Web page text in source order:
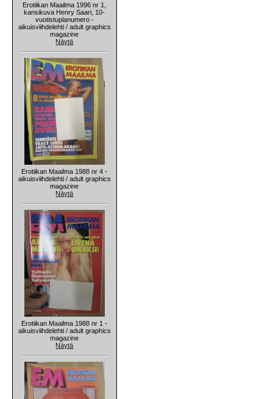
Erotiikan Maailma 1996 nr 1,
kansikuva Henry Saari, 10-
vuotistuplanumero -
aikuisviihdelehti / adult graphics
magazine
Näytä
Erotiikan Maailma 1988 nr 4 -
aikuisviihdelehti / adult graphics
magazine
Näytä
Erotiikan Maailma 1988 nr 1 -
aikuisviihdelehti / adult graphics
magazine
Näytä